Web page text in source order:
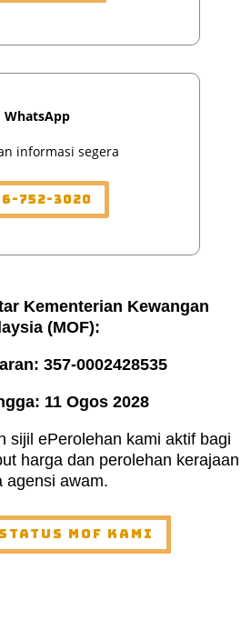
WhatsApp
informasi segera
752-3020
Kementerian Kewangan
(MOF):
357-0002428535
11 Ogos 2028
sijil ePerolehan kami aktif bagi
harga dan perolehan kerajaan
agensi awam.
MOF Kami